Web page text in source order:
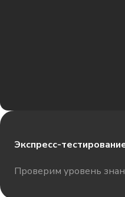
Экспресс-
Проверим уровень